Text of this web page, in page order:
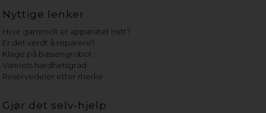
Nyttige lenker
Hvor gammelt er apparatet mitt?
Er det verdt å reparere?
Klage på bassengrobot
Vannets hardhetsgrad
Reservedeler etter merke
Gjør det selv-hjelp